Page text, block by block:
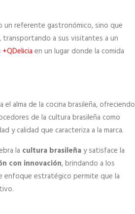
un referente gastronómico, sino que
transportando a sus visitantes a un
+QDelicia en un lugar donde la comida
el alma de la cocina brasileña, ofreciendo
de la cultura brasileña como
y calidad que caracteriza a la marca.
la cultura brasileñay satisface la
con innovación, brindando a los
enfoque estratégico permite que la